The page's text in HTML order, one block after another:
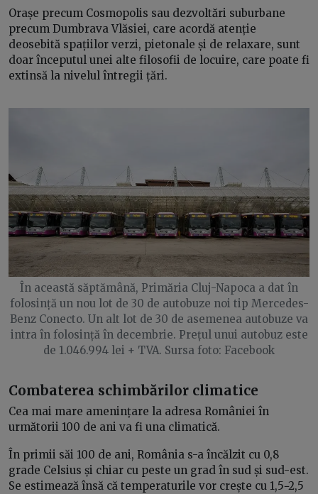
Orașe precum Cosmopolis sau dezvoltări suburbane
precum Dumbrava Vlăsiei, care acordă atenție
deosebită spațiilor verzi, pietonale și de relaxare, sunt
doar începutul unei alte filosofii de locuire, care poate fi
extinsă la nivelul întregii țări.
În această săptămână, Primăria Cluj-Napoca a dat în
folosință un nou lot de 30 de autobuze noi tip Mercedes-
Benz Conecto. Un alt lot de 30 de asemenea autobuze va
intra în folosință în decembrie. Prețul unui autobuz este
de 1.046.994 lei + TVA. Sursa foto: Facebook
Combaterea schimbărilor climatice
Cea mai mare amenințare la adresa României în
următorii 100 de ani va fi una climatică.
În primii săi 100 de ani, România s-a încălzit cu 0,8
grade Celsius și chiar cu peste un grad în sud și sud-est.
Se estimează însă că temperaturile vor crește cu 1,5−2,5